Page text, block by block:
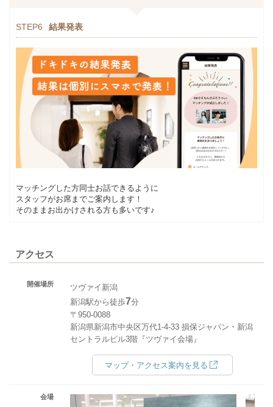
STEP6 結果発表
マッチングした方同士お話できるように
スタッフがお席までご案内します！
そのままお出かけされる方も多いです♪
アクセス
開催場所
ツヴァイ新潟
新潟駅から徒歩7分
〒950-0088
新潟県新潟市中央区万代1-4-33 損保ジャパン・新潟
セントラルビル3階『ツヴァイ会場』
マップ・アクセス案内を見る
会場